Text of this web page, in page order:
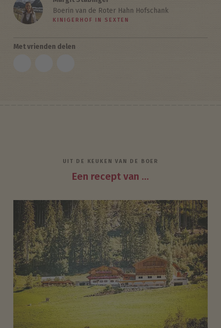
Boerin van de Roter Hahn Hofschank
KINIGERHOF IN SEXTEN
Met vrienden delen
UIT DE KEUKEN VAN DE BOER
Een recept van ...